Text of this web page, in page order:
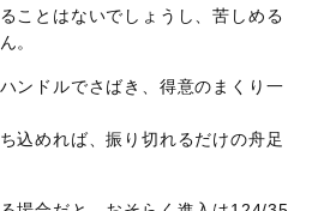
ことはないでしょうし、苦しめる
。
ンドルでさばき、得意のまくり一
込めれば、振り切れるだけの舟足